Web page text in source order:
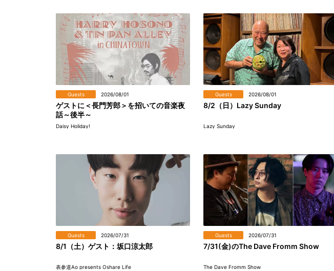
Guests 2026/08/01
ゲストに＜長門芳郎＞を招いての音楽夜
話～後半～
Daisy Holiday!
Guests 2026/08/01
8/2（日）Lazy Sunday
Lazy Sunday
Guests 2026/07/31
8/1（土）ゲスト：坂口涼太郎
表参道Ao presents Oshare Life
Guests 2026/07/31
7/31(金)のThe Dave Fromm Show
The Dave Fromm Show